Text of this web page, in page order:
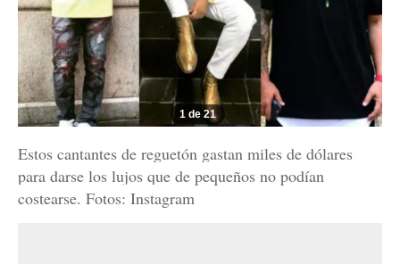
1 de 21
Estos cantantes de reguetón gastan miles de dólares
para darse los lujos que de pequeños no podían
costearse. Fotos: Instagram